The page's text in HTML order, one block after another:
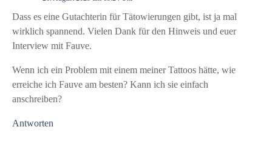
v
i
a
t
i
Dass es eine Gutachterin für Tätowierungen gibt, ist ja mal
wirklich spannend. Vielen Dank für den Hinweis und euer
Interview mit Fauve.
Wenn ich ein Problem mit einem meiner Tattoos hätte, wie
erreiche ich Fauve am besten? Kann ich sie einfach
anschreiben?
Antworten